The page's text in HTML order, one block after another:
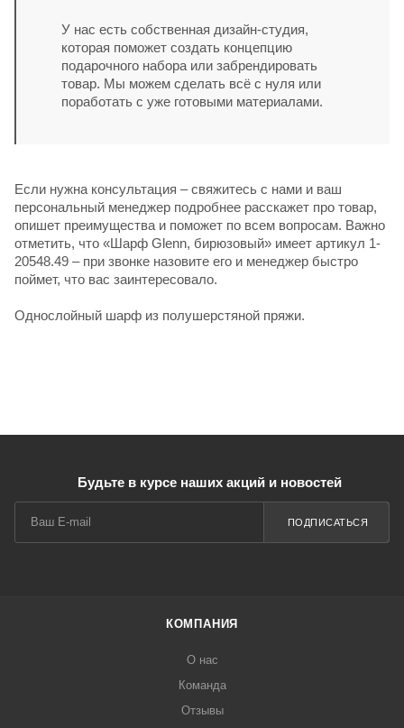
У нас есть собственная дизайн-студия,
которая поможет создать концепцию
подарочного набора или забрендировать
товар. Мы можем сделать всё с нуля или
поработать с уже готовыми материалами.
Если нужна консультация – свяжитесь с нами и ваш
персональный менеджер подробнее расскажет про товар,
опишет преимущества и поможет по всем вопросам. Важно
отметить, что «Шарф Glenn, бирюзовый» имеет артикул 1-
20548.49 – при звонке назовите его и менеджер быстро
поймет, что вас заинтересовало.
Однослойный шарф из полушерстяной пряжи.
Будьте в курсе наших акций и новостей
ПОДПИСАТЬСЯ
КОМПАНИЯ
О нас
Команда
Отзывы